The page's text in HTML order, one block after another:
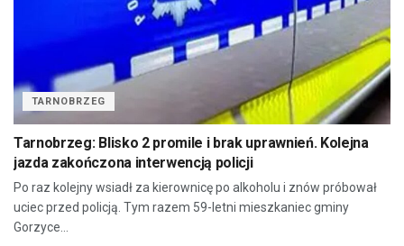
TARNOBRZEG
Tarnobrzeg: Blisko 2 promile i brak uprawnień. Kolejna
jazda zakończona interwencją policji
Po raz kolejny wsiadł za kierownicę po alkoholu i znów próbował
uciec przed policją. Tym razem 59-letni mieszkaniec gminy
Gorzyce...